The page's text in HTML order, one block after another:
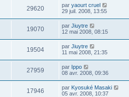
29620 par yaourt cruel
29 juil. 2008, 13:55
19070 par Jiuytre
12 mai 2008, 08:15
19504 par Jiuytre
11 mai 2008, 21:35
27959 par Ippo
08 avr. 2008, 09:36
17946 par Kyosuké Masaki
05 avr. 2008, 10:37